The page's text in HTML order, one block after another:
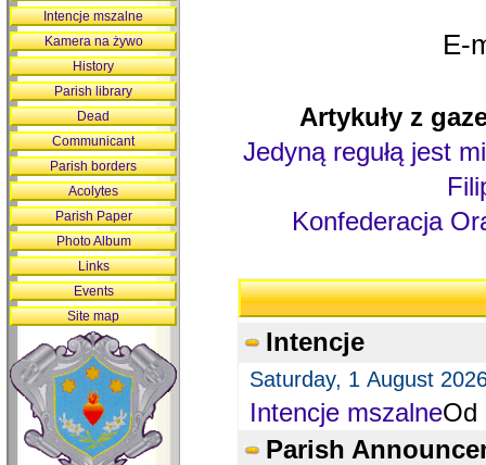
E-
Artykuły z
Jedyną regułą jest
Konfederacja
Intencje
Saturday, 1 August
Intencje mszalneOd
Parish
Intencje mszalne
Kamera na żywo
History
Parish library
Dead
Communicant
Parish borders
Acolytes
Parish Paper
Photo Album
Links
Events
Site map